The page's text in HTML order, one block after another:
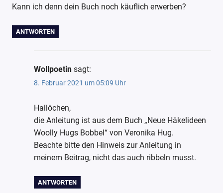
Kann ich denn dein Buch noch käuflich erwerben?
ANTWORTEN
Wollpoetin sagt:
8. Februar 2021 um 05:09 Uhr
Hallöchen,
die Anleitung ist aus dem Buch „Neue Häkelideen
Woolly Hugs Bobbel“ von Veronika Hug.
Beachte bitte den Hinweis zur Anleitung in
meinem Beitrag, nicht das auch ribbeln musst.
ANTWORTEN